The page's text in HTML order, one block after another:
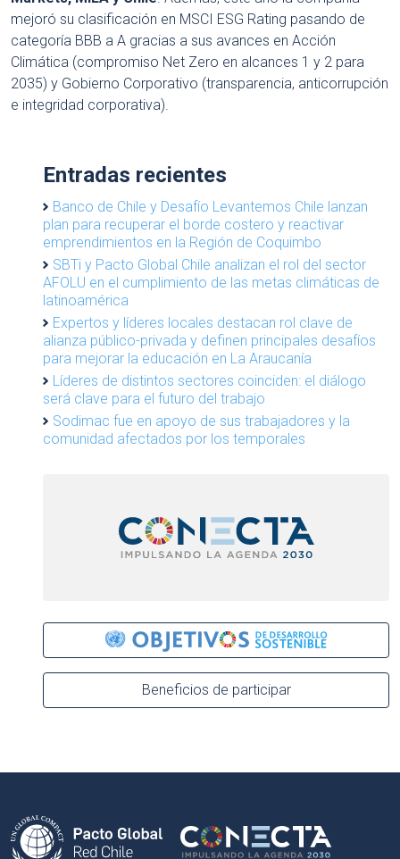
mejoró su clasificación en MSCI ESG Rating pasando de
categoría BBB a A gracias a sus avances en Acción
Climática (compromiso Net Zero en alcances 1 y 2 para
2035) y Gobierno Corporativo (transparencia, anticorrupción
e integridad corporativa).
Entradas recientes
Banco de Chile y Desafío Levantemos Chile lanzan
plan para recuperar el borde costero y reactivar
emprendimientos en la Región de Coquimbo
SBTi y Pacto Global Chile analizan el rol del sector
AFOLU en el cumplimiento de las metas climáticas de
latinoamérica
Expertos y líderes locales destacan rol clave de
alianza público-privada y definen principales desafíos
para mejorar la educación en La Araucanía
Líderes de distintos sectores coinciden: el diálogo
será clave para el futuro del trabajo
Sodimac fue en apoyo de sus trabajadores y la
comunidad afectados por los temporales
Beneficios de participar